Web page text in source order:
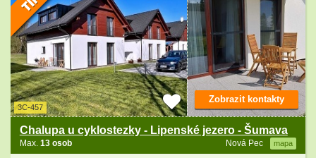
3C-457
Chalupa u cyklostezky - Lipenské jezero - Šumava
Nová Pec mapa
Max. 13 osob
Zobrazit kontakty